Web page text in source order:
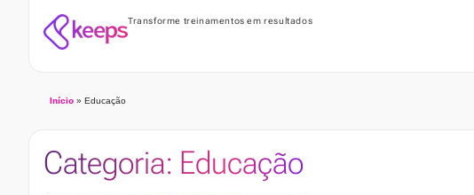
Transforme treinamentos em resultados
Início » Educação
Categoria: Educação